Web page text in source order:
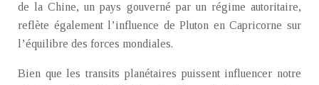
de la Chine, un pays gouverné par un régime autoritaire,
reflète également l’influence de Pluton en Capricorne sur
l’équilibre des forces mondiales.
Bien que les transits planétaires puissent influencer notre